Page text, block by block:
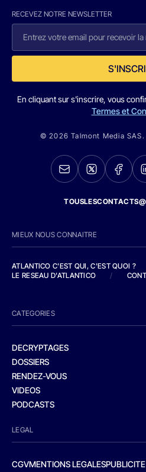
RECEVEZ NOTRE NEWSLETTER
En cliquant sur s'inscrire, vous
Termes et
© 2026 Talmont Media
MIEUX NOUS CONNAITRE
ATLANTICO C'EST QUI, C'EST QUOI ?
LE RESEAU D'ATLANTICO
/
CATEGORIES
DECRYPTAGES
DOSSIERS
RENDEZ-VOUS
VIDEOS
PODCASTS
LEGAL
CGVMENTIONS LEGALES